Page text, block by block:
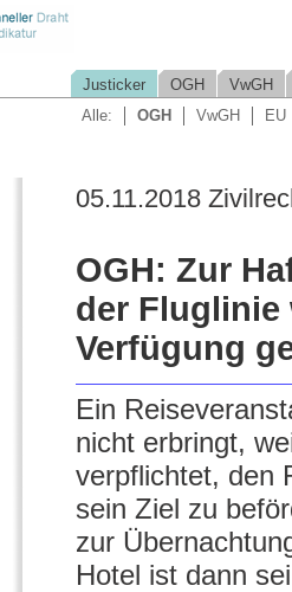
Justicker OGH
VwGH
Alle:
OGH VwGH EU
05.11.2018
OGH: Zur
der Fluglinie
Verfügung
Ein
nicht erbringt,
verpflichtet, den
sein Ziel zu
zur
Hotel ist dann